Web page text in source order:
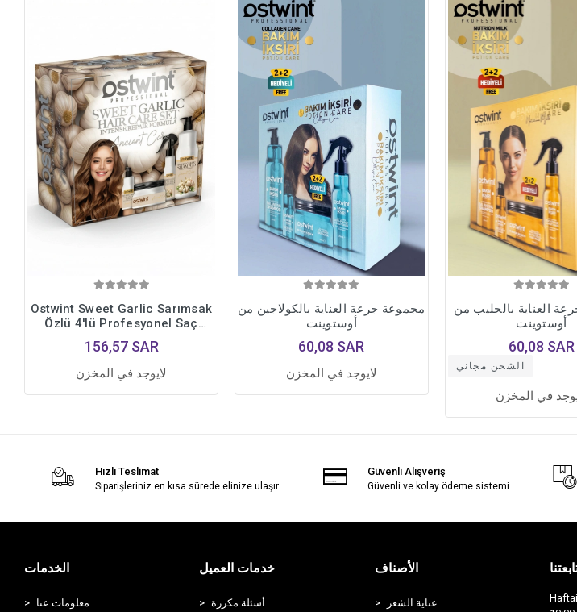
Ostwint Sweet Garlic Sarımsak
Özlü 4'lü Profesyonel Saç
Bakım Seti • Yoğun Onarıcı
Bakım Formülü
156,57 SAR
لايوجد في المخزن
مجموعة جرعة العناية بالكولاجين من
أوستوينت
60,08 SAR
لايوجد في المخزن
العناية بالحليب من
أوستوينت
60,08 SAR
الشحن مجاني
في المخزن
Hızlı Teslimat
Siparişleriniz en kısa sürede elinize ulaşır.
Güvenli Alışveriş
Güvenli ve kolay ödeme sistemi
الخدمات
معلومات عنا
خدمات العميل
أسئلة مكررة
الأصناف
عناية الشعر